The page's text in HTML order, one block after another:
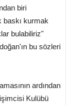
biri
baskı kurmak
bulabiliriz"
bu sözleri
ardından
Kulübü